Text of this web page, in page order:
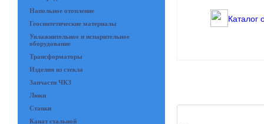
Напольное отопление
Геосинтетические материалы
Увлажнительное и испарительное
оборудование
Трансформаторы
Изделия из стекла
Запчасти ЧКЗ
Люки
Станки
Канат стальной
Каталог